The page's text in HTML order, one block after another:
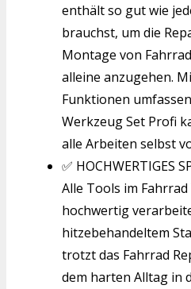
enthält so gut wie
brauchst, um die
Montage von
alleine anzugehen.
Funktionen
Werkzeug Set Profi
alle Arbeiten selbst
✅ HOCHWERTIGES
Alle Tools im
hochwertig
hitzebehandeltem
trotzt das Fahrrad
dem harten Alltag in